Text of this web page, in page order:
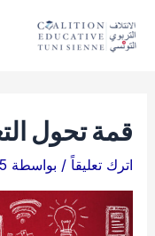
قمة تحول
اترك تعليقاً / بواسطة 15